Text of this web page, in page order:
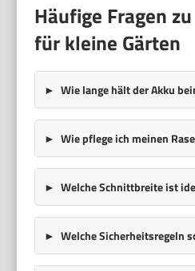
Häufige Fragen
für kleine Gärten
Wie lange hält der Akku
Wie pflege ich meinen
Welche Schnittbreite ist
Welche Sicherheitsregeln